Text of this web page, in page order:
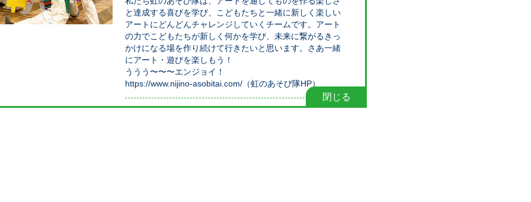
と達成する喜びを学び、こどもたちと一緒に新しく楽しい
アートにどんどんチャレンジしていくチームです。アート
の力でこどもたちが新しく何かを学び、未来に繋がるきっ
かけになる場を作り続けて行きたいと思います。さあ一緒
にアート・遊びを楽しもう！
ううう〜〜〜エンジョイ！
https://www.nijino-asobitai.com/（虹のあそび隊HP）
閉じる